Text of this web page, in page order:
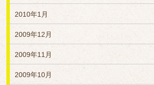
2010年1月
2009年12月
2009年11月
2009年10月